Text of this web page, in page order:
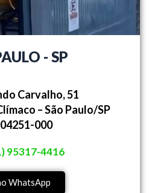
- SP
Carvalho, 51
– São Paulo/SP
04251-000
95317-4416
WhatsApp